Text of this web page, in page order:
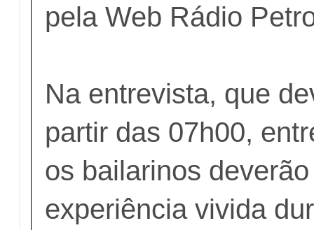
pela Web Rádio
Na entrevista, que
partir das 07h00,
os bailarinos
experiência vivida